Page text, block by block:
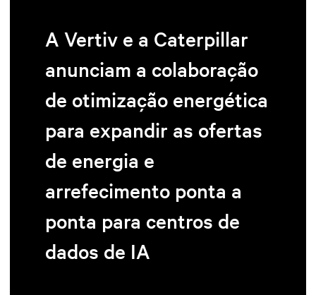
A Vertiv e a Caterpillar
anunciam a colaboração
de otimização energética
para expandir as ofertas
de energia e
arrefecimento ponta a
ponta para centros de
dados de IA